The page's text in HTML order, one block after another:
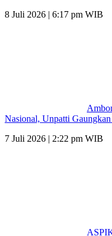
8 Juli 2026 | 6:17 pm WIB
Nasional, Unpatti
7 Juli 2026 | 2:22 pm WIB